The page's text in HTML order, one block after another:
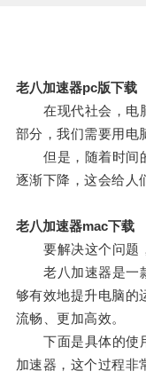
老八加速器pc版下载
在现代社会，电脑
部分，我们需要用电
但是，随着时间的
逐渐下降，这会给人
老八加速器mac下载
要解决这个问题，
老八加速器是一款
够有效地提升电脑的
流畅、更加高效。
下面是具体的使用
加速器，这个过程非